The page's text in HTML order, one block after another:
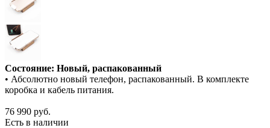
Состояние: Новый, распакованный
• Абсолютно новый телефон, распакованный. В комплекте
коробка и кабель питания.
76 990 руб.
Есть в наличии